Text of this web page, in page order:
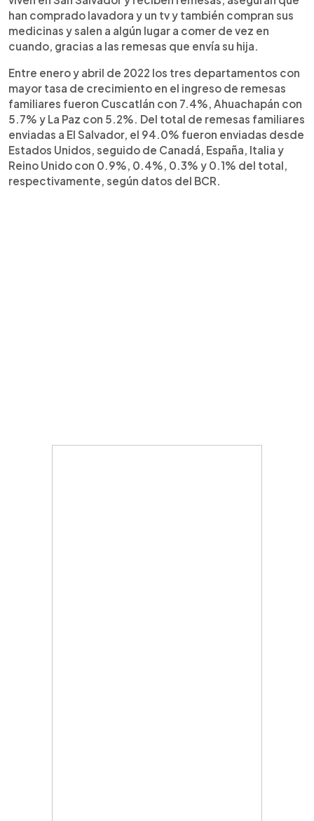
han comprado lavadora y un tv y también compran sus
medicinas y salen a algún lugar a comer de vez en
cuando, gracias a las remesas que envía su hija.
Entre enero y abril de 2022 los tres departamentos con
mayor tasa de crecimiento en el ingreso de remesas
familiares fueron Cuscatlán con 7.4%, Ahuachapán con
5.7% y La Paz con 5.2%. Del total de remesas familiares
enviadas a El Salvador, el 94.0% fueron enviadas desde
Estados Unidos, seguido de Canadá, España, Italia y
Reino Unido con 0.9%, 0.4%, 0.3% y 0.1% del total,
respectivamente, según datos del BCR.